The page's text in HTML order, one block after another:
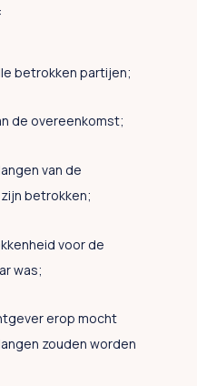
betrokken partijen;
de overeenkomst;
van de
betrokken;
voor de
was;
erop mocht
zouden worden